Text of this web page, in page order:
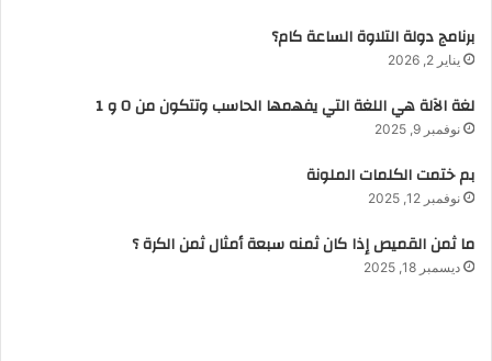
برنامج دولة التلاوة الساعة كام؟
يناير 2, 2026
لغة الآلة هي اللغة التي يفهمها الحاسب وتتكون من 0 و 1
نوفمبر 9, 2025
بم ختمت الكلمات الملونة
نوفمبر 12, 2025
ما ثمن القميص إذا كان ثمنه سبعة أمثال ثمن الكرة ؟
ديسمبر 18, 2025